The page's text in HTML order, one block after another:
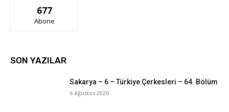
677
Abone
SON YAZILAR
Sakarya – 6 – Türkiye Çerkesleri – 64. Bölüm
6 Ağustos 2026